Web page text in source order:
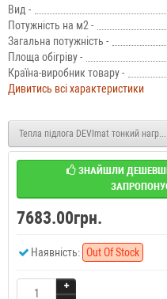
Вид -
Потужність на м2 -
Загальна потужність -
Площа обігріву -
Країна-виробник товару -
Дивитись всі характеристики
Тепла підлога DEVImat тонкий
ЗНАЙШЛИ
7683.00грн.
Наявність: Out Of Stock